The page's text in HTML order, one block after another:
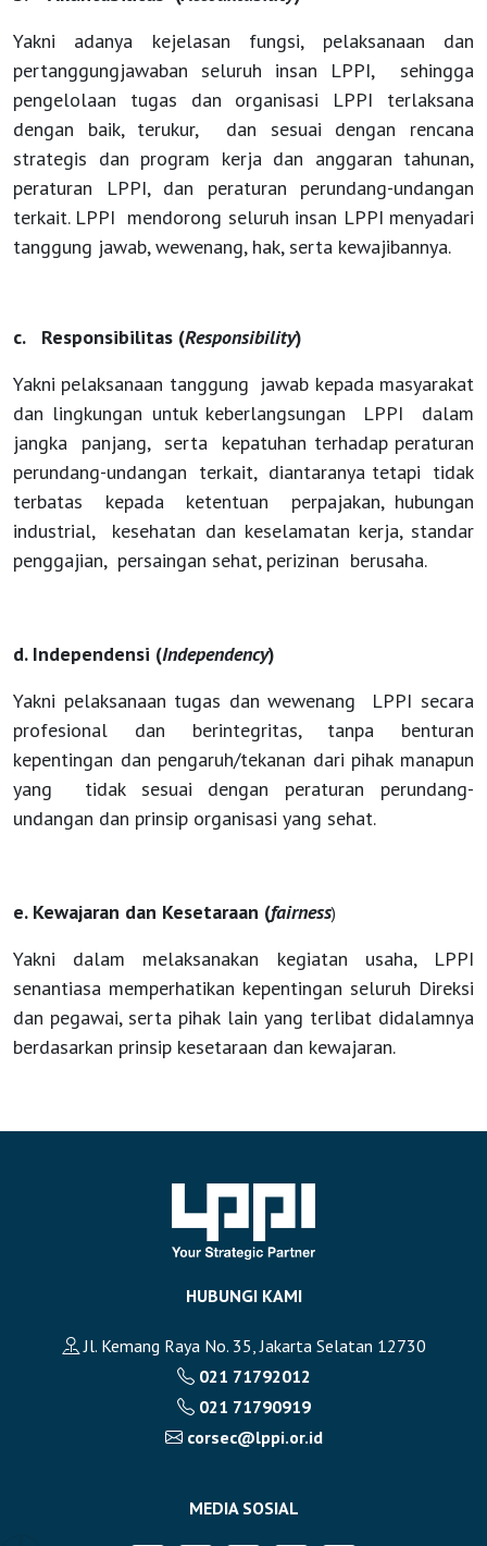
Kami
Yakni adanya kejelasan fungsi, pelaksanaan dan
pertanggungjawaban seluruh insan LPPI, sehingga
pengelolaan tugas dan organisasi LPPI terlaksana
dengan baik, terukur, dan sesuai dengan rencana
strategis dan program kerja dan anggaran tahunan,
peraturan LPPI, dan peraturan perundang-undangan
terkait. LPPI mendorong seluruh insan LPPI menyadari
tanggung jawab, wewenang, hak, serta kewajibannya.
c. Responsibilitas (Responsibility)
Yakni pelaksanaan tanggung jawab kepada masyarakat
dan lingkungan untuk keberlangsungan LPPI dalam
jangka panjang, serta kepatuhan terhadap peraturan
perundang-undangan terkait, diantaranya tetapi tidak
terbatas kepada ketentuan perpajakan, hubungan
industrial, kesehatan dan keselamatan kerja, standar
penggajian, persaingan sehat, perizinan berusaha.
d. Independensi (Independency)
Yakni pelaksanaan tugas dan wewenang LPPI secara
profesional dan berintegritas, tanpa benturan
kepentingan dan pengaruh/tekanan dari pihak manapun
yang tidak sesuai dengan peraturan perundang-
undangan dan prinsip organisasi yang sehat.
e. Kewajaran dan Kesetaraan (fairness)
Yakni dalam melaksanakan kegiatan usaha, LPPI
senantiasa memperhatikan kepentingan seluruh Direksi
dan pegawai, serta pihak lain yang terlibat didalamnya
berdasarkan prinsip kesetaraan dan kewajaran.
HUBUNGI KAMI
Jl. Kemang Raya No. 35, Jakarta Selatan 12730
021 71792012
021 71790919
corsec@lppi.or.id
MEDIA SOSIAL